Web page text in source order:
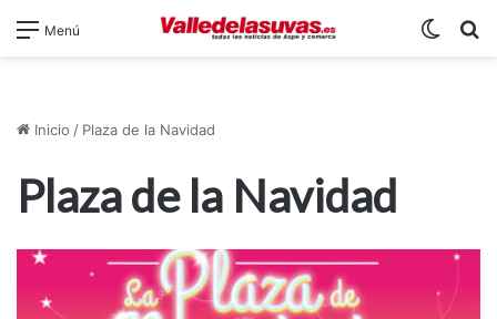
Menú
Inicio / Plaza de la Navidad
Plaza de la Navidad